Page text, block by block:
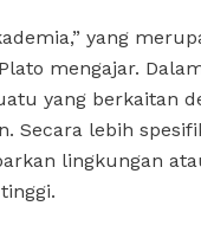
yang
mengajar.
yang berkaitan
Secara lebih
lingkungan